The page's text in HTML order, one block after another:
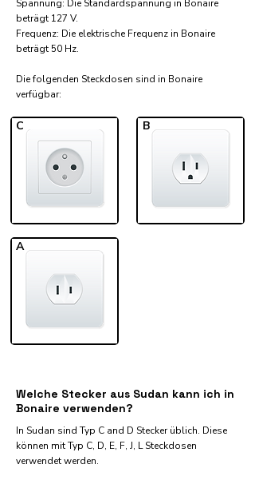
Spannung: Die Standardspannung in Bonaire
beträgt 127 V.
Frequenz: Die elektrische Frequenz in Bonaire
beträgt 50 Hz.
Die folgenden Steckdosen sind in Bonaire
verfügbar:​
C
A
B
Welche Stecker aus Sudan kann ich in
Bonaire verwenden?
In Sudan sind Typ C and D Stecker üblich. Diese
können mit Typ C, D, E, F, J, L Steckdosen
verwendet werden.